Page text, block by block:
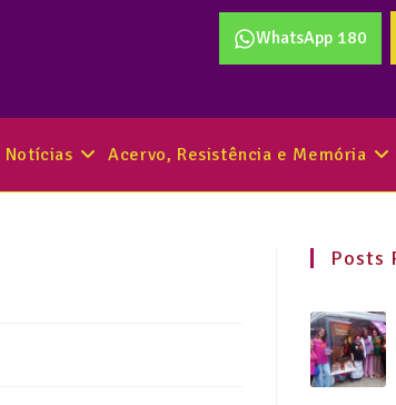
WhatsApp 180
Notícias Acervo, Resistência e Memória
Posts